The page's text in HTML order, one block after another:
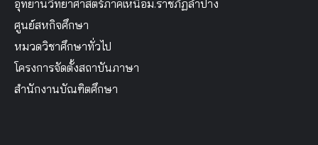
อุทยานวิทยาศาสตร์ภาคเหนือม.ราชภัฏลำปาง
ศูนย์สหกิจศึกษา
หมวดวิชาศึกษาทั่วไป
โครงการจัดตั้งสถาบันภาษา
สำนักงานบัณฑิตศึกษา